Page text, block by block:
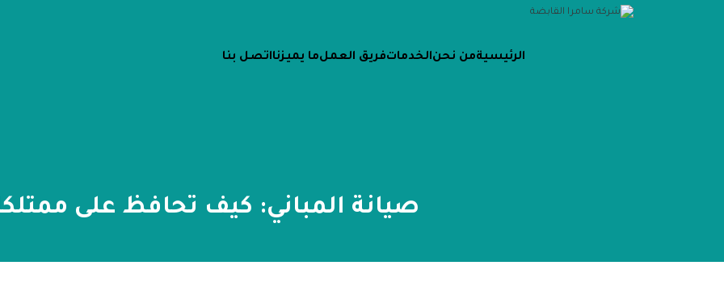
الرئيسيةمن نحنالخدماتفريق العملما يميزنااتصل بنا
صيانة المباني: كيف تحافظ على